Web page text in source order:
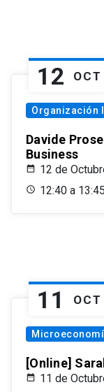
12 OCT
Organización
Davide
Business
12 de
12:40 a 13:45
11 OCT
[Online]
11 de